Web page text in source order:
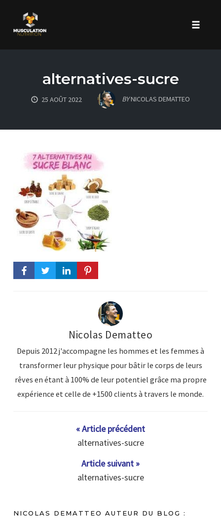
alternatives-sucre
25 AOÛT 2022 BYNICOLAS DEMATTEO
Nicolas Dematteo
Depuis 2012 j'accompagne les hommes et les femmes à
transformer leur physique pour bâtir le corps de leurs
rêves en étant à 100% de leur potentiel grâce ma propre
expérience et celle de +1500 clients à travers le monde.
« Article précédent
alternatives-sucre
Article suivant »
alternatives-sucre
NICOLAS DEMATTEO AUTEUR DU BLOG :